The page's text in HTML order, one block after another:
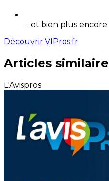
… et bien plus encore
Découvrir VIPros.fr
Articles
L'Avispros